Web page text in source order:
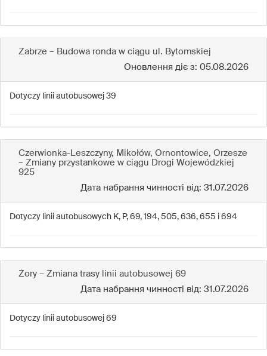
Zabrze – Budowa ronda w ciągu ul. Bytomskiej
Оновлення діє з: 05.08.2026
Dotyczy linii autobusowej 39
Czerwionka-Leszczyny, Mikołów, Ornontowice, Orzesze
– Zmiany przystankowe w ciągu Drogi Wojewódzkiej
925
Дата набрання чинності від: 31.07.2026
Dotyczy linii autobusowych K, P, 69, 194, 505, 636, 655 i 694
Żory – Zmiana trasy linii autobusowej 69
Дата набрання чинності від: 31.07.2026
Dotyczy linii autobusowej 69